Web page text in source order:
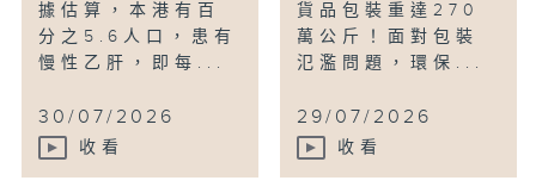
據估算，本港有百
分之5.6人口，患有
慢性乙肝，即每...
30/07/2026
收看
貨品包裝重達270
萬公斤！面對包裝
氾濫問題，環保...
29/07/2026
收看